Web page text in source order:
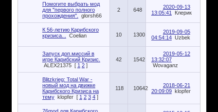
Помогите выбрать мод
для "первого полного
прохождения".
glorsh66
2 648
2020-09-13
13:05:41
Клерик
К 56-летию Карибского
кризиса...
Coelian 10 1300
2019-09-05
04:54:14 Uzbek
Запуск доп.миссий в
игре Карибский Кризис.
ALEX21375 [ 1 2 ]
42 1542
2019-05-12
13:32:07
Wovaganz
Blitzkrieg: Total War -
новый мод на движке
Карибского Кризиса на
тему klopfer [ 1 2 3 4 ]
118 10642
2018-06-21
20:09:09 klopfer